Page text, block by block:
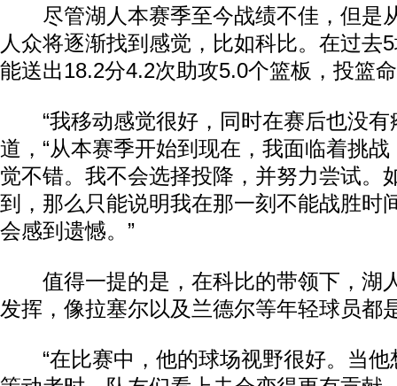
尽管湖人本赛季至今战绩不佳，但是
人众将逐渐找到感觉，比如科比。在过去
能送出18.2分4.2次助攻5.0个篮板，投篮
“我移动感觉很好，同时在赛后也没有
道，“从本赛季开始到现在，我面临着挑
觉不错。我不会选择投降，并努力尝试。
到，那么只能说明我在那一刻不能战胜时
会感到遗憾。”
值得一提的是，在科比的带领下，湖
发挥，像拉塞尔以及兰德尔等年轻球员都
“在比赛中，他的球场视野很好。当他